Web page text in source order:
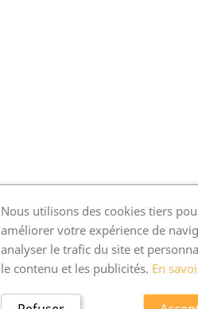
Nous utilisons des cookies tiers
améliorer votre expérience de
analyser le trafic du site et
le contenu et les publicités. En